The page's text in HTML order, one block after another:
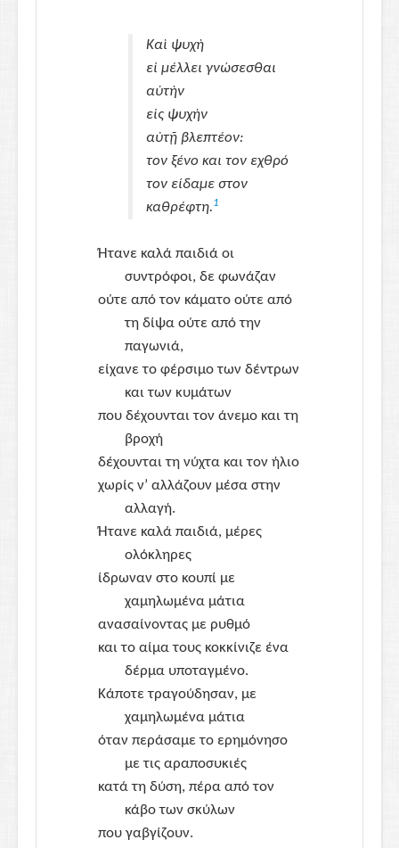
Καὶ ψυχὴ
εἰ μέλλει γνώσεσθαι
αὑτὴν
εἰς ψυχὴν
αὐτῇ βλεπτέον:
τον ξένο και τον εχθρό
τον είδαμε στον
καθρέφτη.1
Ήτανε καλά παιδιά οι
συντρόφοι, δε φωνάζαν
ούτε από τον κάματο ούτε από
τη δίψα ούτε από την
παγωνιά,
είχανε το φέρσιμο των δέντρων
και των κυμάτων
που δέχουνται τον άνεμο και τη
βροχή
δέχουνται τη νύχτα και τον ήλιο
χωρίς ν’ αλλάζουν μέσα στην
αλλαγή.
Ήτανε καλά παιδιά, μέρες
ολόκληρες
ίδρωναν στο κουπί με
χαμηλωμένα μάτια
ανασαίνοντας με ρυθμό
και το αίμα τους κοκκίνιζε ένα
δέρμα υποταγμένο.
Κάποτε τραγούδησαν, με
χαμηλωμένα μάτια
όταν περάσαμε το ερημόνησο
με τις αραποσυκιές
κατά τη δύση, πέρα από τον
κάβο των σκύλων
που γαβγίζουν.